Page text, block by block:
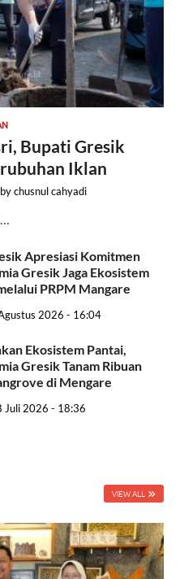
Bupati Gresik
Iklan
bychusnul cahyadi
Apresiasi Komitmen
Gresik Jaga Ekosistem
PRPM Mangare
2026 - 16:04
Ekosistem Pantai,
Gresik Tanam Ribuan
di Mengare
Juli 2026 - 18:36
VIEW ALL